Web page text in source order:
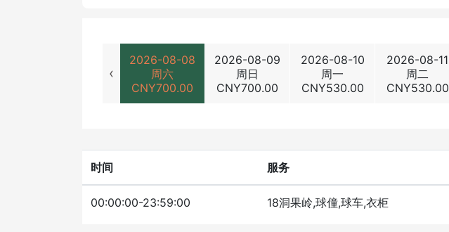
‹
2026-08-08
周六
CNY700.00
2026-08-09
周日
CNY700.00
2026-08-10
周一
CNY530.00
2026-08-11
周二
CNY530.00
时间 服务
00:00:00-23:59:00 18洞果岭,球僮,球车,衣柜